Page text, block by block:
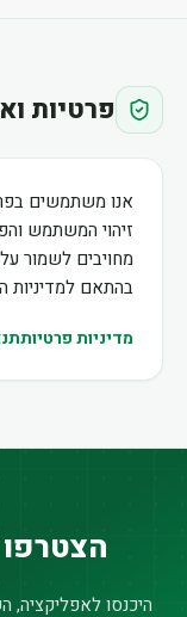
פרטיות
אנו משתמשים
זיהוי המשתמש
מחויבים לשמור
בהתאם למדיניות
מדיניות פרטיות
היכנסו לאפליקציה,